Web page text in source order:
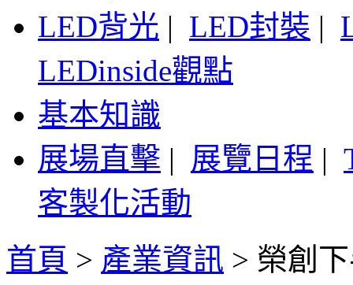
LED背光 | LED封裝 |
LEDinside觀點
基本知識
展場直擊 | 展覽日程 |
客製化活動
首頁 > 產業資訊 > 榮創